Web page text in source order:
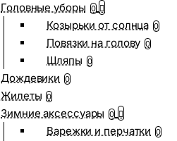
Головные уборы 0
Козырьки от солнца 0
Повязки на голову 0
Шляпы 0
Дождевики 0
Жилеты 0
Зимние аксессуары 0
Варежки и перчатки 0